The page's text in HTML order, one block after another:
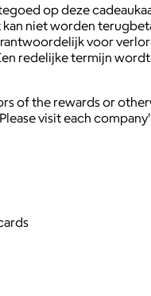
op deze
kan niet worden
voor
redelijke termijn
of the rewards or
visit each